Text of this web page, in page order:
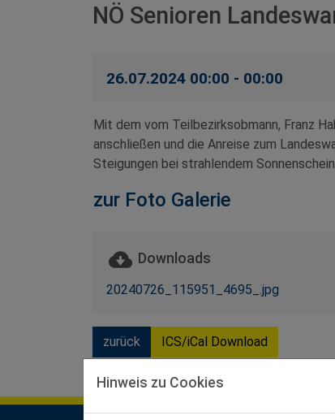
NÖ Senioren
26.07.2024 00:00 - 00:00
Mit dem vom Teilbezirksobmann, Franz
anschließen und die Anreise zum
Steigungen bei strahlendem
zur Foto Galerie
Downloads
20240726_115951_4695_.jpg
zurück ICS/iCal Download
Hinweis zu Cookies